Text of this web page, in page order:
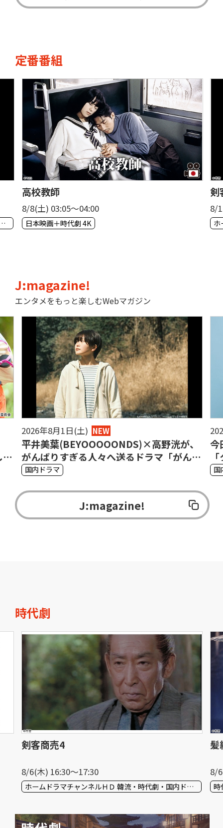
定番番組
韓流・時代劇・国内ドラマ
高校教師
8/8(土) 03:05〜04:00
日本映画＋時代劇 4K
剣
8/
J:magazine!
エンタメをもっと楽しむWebマガジン
2026年8月1日(土) NEW
平井美葉(BEYOOOOONDS)×高野洸が、
がんばりすぎる人々へ送るドラマ「がんば
って、がんばらない」
国内ドラマ
今
影
国
J:magazine!
時代劇
剣客商売4
8/6(木) 16:30〜17:30
ホームドラマチャンネルＨＤ 韓流・時代劇・国内ドラマ
髪
8/
時